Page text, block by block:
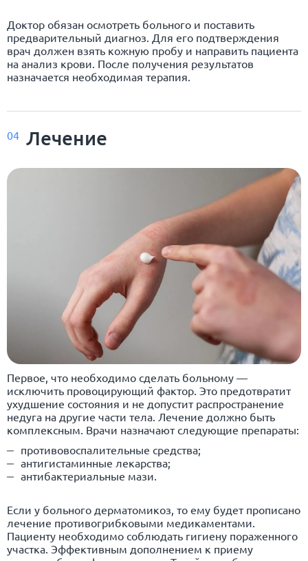
Доктор обязан осмотреть больного и поставить
предварительный диагноз. Для его подтверждения
врач должен взять кожную пробу и направить пациента
на анализ крови. После получения результатов
назначается необходимая терапия.
04 Лечение
Первое, что необходимо сделать больному —
исключить провоцирующий фактор. Это предотвратит
ухудшение состояния и не допустит распространение
недуга на другие части тела. Лечение должно быть
комплексным. Врачи назначают следующие препараты:
противовоспалительные средства;
антигистаминные лекарства;
антибактериальные мази.
Если у больного дерматомикоз, то ему будет прописано
лечение противогрибковыми медикаментами.
Пациенту необходимо соблюдать гигиену пораженного
участка. Эффективным дополнением к приему